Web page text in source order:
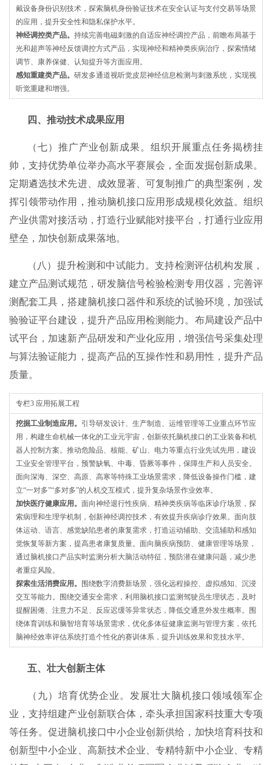
戴设备身份识别技术，探索脑机身份验证技术在安全认证与支付交易等场景
的应用，提升安全性和隐私保护水平。
神经调控类产品。 持续完善电磁刺激的自适应神经调控产品，前瞻布局基于
光和超声等神经反馈调控方式产品，实现神经和精神类疾病治疗，探索情绪
调节、康养保健、认知提升等方面应用。
感知重建类产品。 研发多通道视听觉皮层神经信息检测与刺激系统，实现视
听觉重建和增强。
四、推动技术成果应用
（七）推广产业创新成果。组织开展重点任务揭榜挂
帅，支持优势单位举办高水平赛展会，全面发掘创新成果。
定期遴选技术先进、成效显著、可复制推广的典型案例，发
挥引领带动作用，推动脑机接口应用形成规模化效益。组织
产业供需对接活动，打造行业赋能对接平台，打通行业应用
壁垒，加快创新成果落地。
（八）提升检测和中试能力。支持检测评估机构发展，
建立产品测试规范，研发脑信号检验检测专用仪器，完善评
测配套工具，搭建脑机接口器件和系统的试验环境，加强试
验验证平台建设，提升产品应用检测能力。布局建设产品中
试平台，加速新产品研发和产业化应用，增强信号采集处理
与算法验证能力，提高产品的互操作性和易用性，提升产品
质量。
专栏3 应用拓展工程
挖掘工业制造应用。 引导研发设计、生产制造、运维管理等工业重点环节应
用，构建生命机械一体化的工业元宇宙，创新依托脑机接口的工业装备和机
器人控制方案。推动危险品、核能、矿山、电力等重点行业先试先用，建设
工业安全管理平台，预警缺氧、中毒、昏厥等事件，保障生产和人员安全。
面向深海、深空、高原、高寒等特殊工业场景需求，降低设备操作门槛，建
立“一对多”“多对多”的人机交互模式，提升复杂场景作业效率。
加快医疗健康应用。 面向神经退行性疾病、精神类疾病等临床诊疗场景，探
索病理和生理学机制，创新神经调控技术，有效提升疾病诊疗效果。面向肢
体运动、语言、感觉缺陷患者的康复需求，打造运动辅助、交流辅助和感知
觉恢复等新方案，提高患者康复质量。面向脑疾病预防、健康管理等场景，
通过脑机接口产品实时监测分析大脑活动特征，预防潜在健康问题，减少患
者重症风险。
探索生活消费应用。 围绕数字消费新场景，强化远程操控、虚拟感知、沉浸
交互等能力。围绕交通安全需求，利用脑机接口监测驾驶员生理状态，及时
提醒困倦、注意力不足、反应迟缓等异常状态，降低交通意外发生概率。围
绕体育训练和脑智培育等场景需求，优化多体征健康监测与管理方案，依托
脑神经效率评估系统打造个性化的赛训体系，提升训练效果和竞技水平。
五、壮大创新主体
（九）培育优势企业。发展壮大脑机接口领域领军企
业，支持组建产业创新联合体，牵头承担国家科技重大专项
等任务。促进脑机接口中小企业创新供给，加快培育科技和
创新型中小企业、高新技术企业、专精特新中小企业、专精